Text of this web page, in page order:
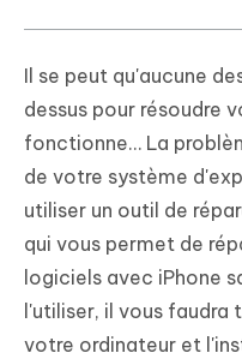
Il se peut qu'aucune
dessus pour résoudre
fonctionne… La
de votre système
utiliser un outil de
qui vous permet de
logiciels avec iPhone
l'utiliser, il vous
votre ordinateur et